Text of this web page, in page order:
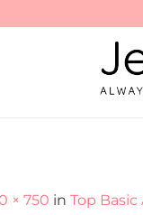
× 750 in Top